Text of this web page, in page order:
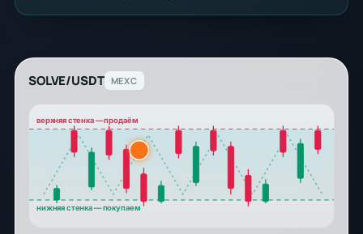
SOLVE/USDT MEXC
верхняя стенка — продаём
нижняя стенка — покупаем